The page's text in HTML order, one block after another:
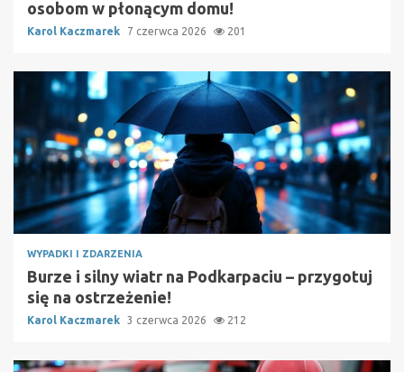
osobom w płonącym domu!
Karol Kaczmarek 7 czerwca 2026 201
WYPADKI I ZDARZENIA
Burze i silny wiatr na Podkarpaciu – przygotuj
się na ostrzeżenie!
Karol Kaczmarek 3 czerwca 2026 212